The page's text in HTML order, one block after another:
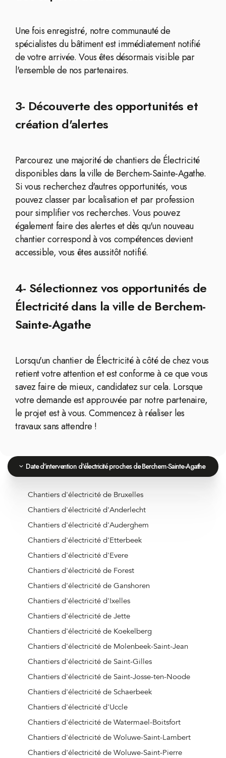
Une fois enregistré, notre communauté de
spécialistes du bâtiment est immédiatement notifié
de votre arrivée. Vous êtes désormais visible par
l'ensemble de nos partenaires.
3- Découverte des opportunités et
création d'alertes
Parcourez une majorité de chantiers de Électricité
disponibles dans la ville de Berchem-Sainte-Agathe.
Si vous recherchez d'autres opportunités, vous
pouvez classer par localisation et par profession
pour simplifier vos recherches. Vous pouvez
également faire des alertes et dès qu'un nouveau
chantier correspond à vos compétences devient
accessible, vous êtes aussitôt notifié.
4- Sélectionnez vos opportunités de
Électricité dans la ville de Berchem-
Sainte-Agathe
Lorsqu'un chantier de Électricité à côté de chez vous
retient votre attention et est conforme à ce que vous
savez faire de mieux, candidatez sur cela. Lorsque
votre demande est approuvée par notre partenaire,
le projet est à vous. Commencez à réaliser les
travaux sans attendre !
Date d'intervention d'électricité proches de Berchem-Sainte-Agathe
Chantiers d'électricité de Bruxelles
Chantiers d'électricité d'Anderlecht
Chantiers d'électricité d'Auderghem
Chantiers d'électricité d'Etterbeek
Chantiers d'électricité d'Evere
Chantiers d'électricité de Forest
Chantiers d'électricité de Ganshoren
Chantiers d'électricité d'Ixelles
Chantiers d'électricité de Jette
Chantiers d'électricité de Koekelberg
Chantiers d'électricité de Molenbeek-Saint-Jean
Chantiers d'électricité de Saint-Gilles
Chantiers d'électricité de Saint-Josse-ten-Noode
Chantiers d'électricité de Schaerbeek
Chantiers d'électricité d'Uccle
Chantiers d'électricité de Watermael-Boitsfort
Chantiers d'électricité de Woluwe-Saint-Lambert
Chantiers d'électricité de Woluwe-Saint-Pierre